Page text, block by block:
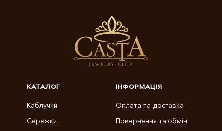
КАТАЛОГ
Каблучки
Сережки
ІНФОРМАЦІЯ
Оплата та доставка
Повернення та обмін